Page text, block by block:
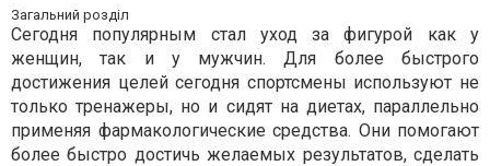
Загальний розділ
Сегодня популярным стал уход за фигурой как у
женщин, так и у мужчин. Для более быстрого
достижения целей сегодня спортсмены используют не
только тренажеры, но и сидят на диетах, параллельно
применяя фармакологические средства. Они помогают
более быстро достичь желаемых результатов, сделать